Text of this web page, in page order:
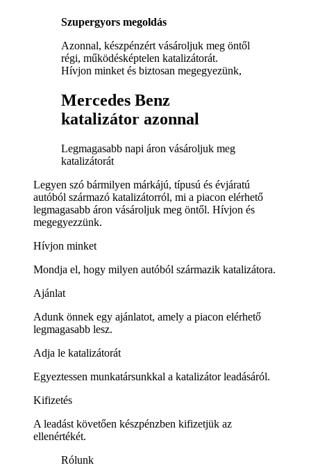
Szupergyors megoldás
Azonnal, készpénzért vásároljuk meg öntől
régi, működésképtelen katalizátorát.
Hívjon minket és biztosan megegyezünk,
Mercedes Benz
katalizátor azonnal
Legmagasabb napi áron vásároljuk meg
katalizátorát
Legyen szó bármilyen márkájú, típusú és évjáratú
autóból származó katalizátorról, mi a piacon elérhető
legmagasabb áron vásároljuk meg öntől. Hívjon és
megegyezzünk.
Hívjon minket
Mondja el, hogy milyen autóból származik katalizátora.
Ajánlat
Adunk önnek egy ajánlatot, amely a piacon elérhető
legmagasabb lesz.
Adja le katalizátorát
Egyeztessen munkatársunkkal a katalizátor leadásáról.
Kifizetés
A leadást követően készpénzben kifizetjük az
ellenértékét.
Rólunk